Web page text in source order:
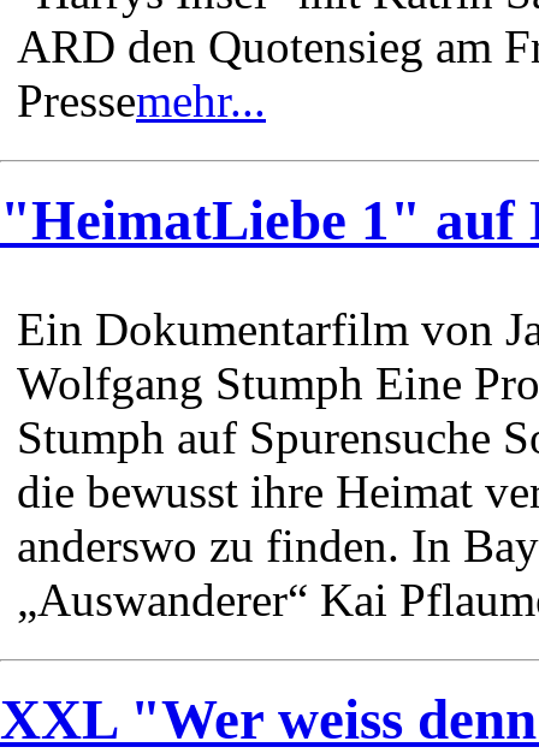
ARD den Quotensieg am
Pressemehr...
"HeimatLiebe 1" auf
Ein Dokumentarfilm von
Wolfgang Stumph Eine
Stumph auf Spurensuche
die bewusst ihre Heimat
anderswo zu finden. In
„Auswanderer“ Kai
XXL "Wer weiss